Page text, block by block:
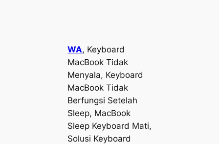
WA, Keyboard
MacBook Tidak
Menyala, Keyboard
MacBook Tidak
Berfungsi Setelah
Sleep, MacBook
Sleep Keyboard Mati,
Solusi Keyboard